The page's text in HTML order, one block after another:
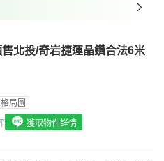
售北投/奇岩捷運晶鑽合法6米
局圖
獲取物件詳情